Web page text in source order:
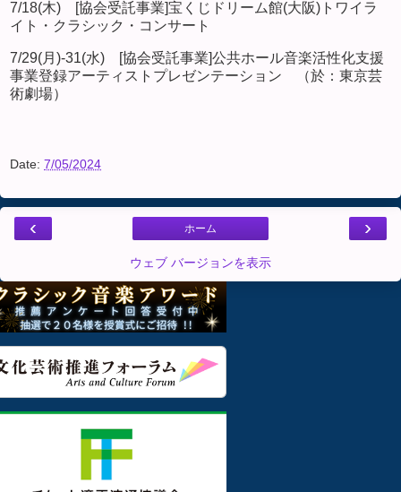
7/18(木) [協会受託事業]宝くじドリーム館(大阪)トワイラ
イト・クラシック・コンサート
7/29(月)-31(水) [協会受託事業]公共ホール音楽活性化支援
事業登録アーティストプレゼンテーション （於：東京芸
術劇場）
Date: 7/05/2024
‹ ›
ホーム
ウェブ バージョンを表示